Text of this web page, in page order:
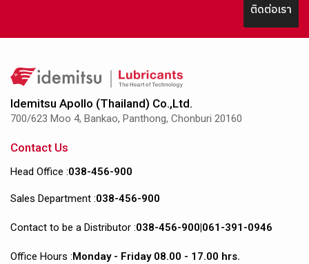
ติดต่อเรา
Idemitsu Apollo (Thailand) Co.,Ltd.
700/623 Moo 4, Bankao, Panthong, Chonburi 20160
Contact Us
Head Office :038-456-900
Sales Department :038-456-900
Contact to be a Distributor :038-456-900|061-391-0946
Office Hours :Monday - Friday 08.00 - 17.00 hrs.